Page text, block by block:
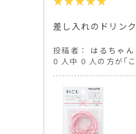
差し入れのドリン
投稿者： はるちゃん
0 人中 0 人の方が｢